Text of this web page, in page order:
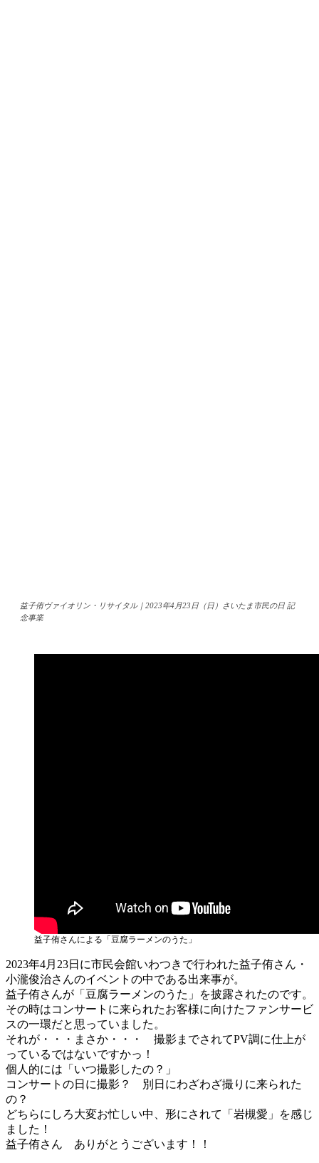
益子侑ヴァイオリン・リサイタル｜2023年4月23日（日）さいたま市民の日 記
念事業
益子侑さんによる「豆腐ラーメンのうた」
2023年4月23日に市民会館いわつきで行われた益子侑さん・
小瀧俊治さんのイベントの中である出来事が。
益子侑さんが「豆腐ラーメンのうた」を披露されたのです。
その時はコンサートに来られたお客様に向けたファンサービ
スの一環だと思っていました。
それが・・・まさか・・・ 撮影までされてPV調に仕上が
っているではないですかっ！
個人的には「いつ撮影したの？」
コンサートの日に撮影？ 別日にわざわざ撮りに来られた
の？
どちらにしろ大変お忙しい中、形にされて「岩槻愛」を感じ
ました！
益子侑さん ありがとうございます！！